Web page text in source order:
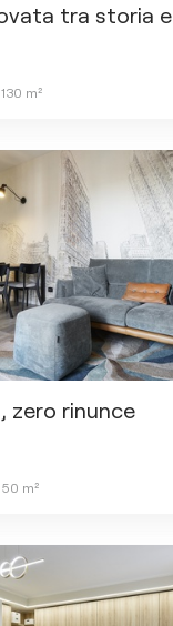
tra storia e
130 m²
zero rinunce
50 m²